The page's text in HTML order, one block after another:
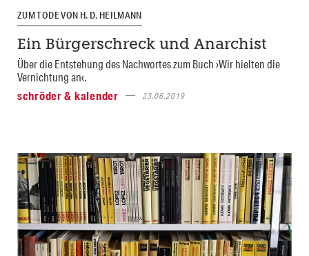
ZUM TODE VON H. D. HEILMANN
Ein Bürgerschreck und Anarchist
Über die Entstehung des Nachwortes zum Buch ›Wir hielten die
Vernichtung an‹.
schröder & kalender
23.06.2019